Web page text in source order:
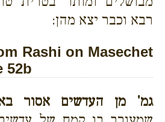
רבא וכבר יצא מהן:
Rashi on Masechet
52b
גמ' מן העדשים אסור